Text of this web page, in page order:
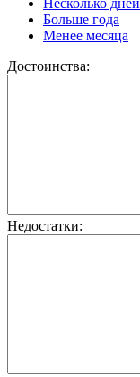
Несколько дней
Больше года
Менее месяца
Достоинства:
Недостатки: